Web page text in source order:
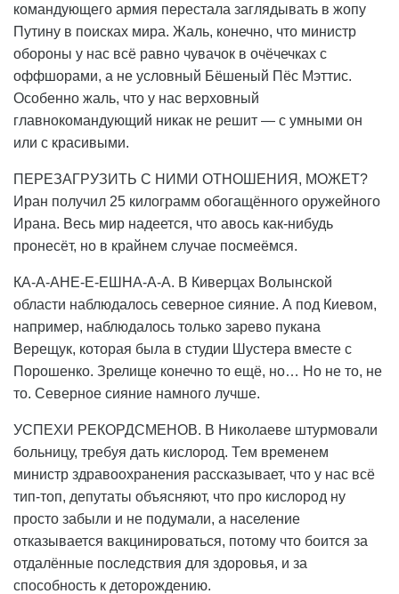
командующего армия перестала заглядывать в жопу
Путину в поисках мира. Жаль, конечно, что министр
обороны у нас всё равно чувачок в очёчечках с
оффшорами, а не условный Бёшеный Пёс Мэттис.
Особенно жаль, что у нас верховный
главнокомандующий никак не решит — с умными он
или с красивыми.
ПЕРЕЗАГРУЗИТЬ С НИМИ ОТНОШЕНИЯ, МОЖЕТ?
Иран получил 25 килограмм обогащённого оружейного
Ирана. Весь мир надеется, что авось как-нибудь
пронесёт, но в крайнем случае посмеёмся.
КА-А-АНЕ-Е-ЕШНА-А-А. В Киверцах Волынской
области наблюдалось северное сияние. А под Киевом,
например, наблюдалось только зарево пукана
Верещук, которая была в студии Шустера вместе с
Порошенко. Зрелище конечно то ещё, но… Но не то, не
то. Северное сияние намного лучше.
УСПЕХИ РЕКОРДСМЕНОВ. В Николаеве штурмовали
больницу, требуя дать кислород. Тем временем
министр здравоохранения рассказывает, что у нас всё
тип-топ, депутаты объясняют, что про кислород ну
просто забыли и не подумали, а население
отказывается вакцинироваться, потому что боится за
отдалённые последствия для здоровья, и за
способность к деторождению.